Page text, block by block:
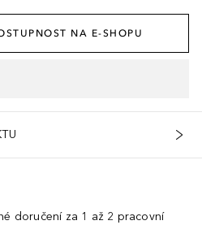
NA E-SHOPU
doručení za 1 až 2 pracovní